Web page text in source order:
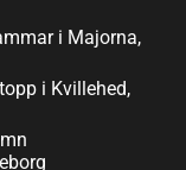
i Majorna,
i Kvillehed,